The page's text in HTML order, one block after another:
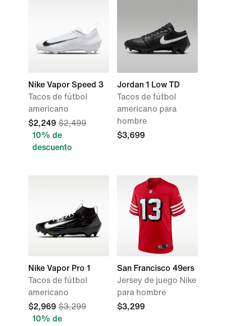
Nike Vapor Speed 3
Tacos de fútbol
americano
$2,249 $2,499
10% de
descuento
Jordan 1 Low TD
Tacos de fútbol
americano para
hombre
$3,699
Nike Vapor Pro 1
Tacos de fútbol
americano
$2,969 $3,299
10% de
San Francisco 49ers
Jersey de juego Nike
para hombre
$3,299